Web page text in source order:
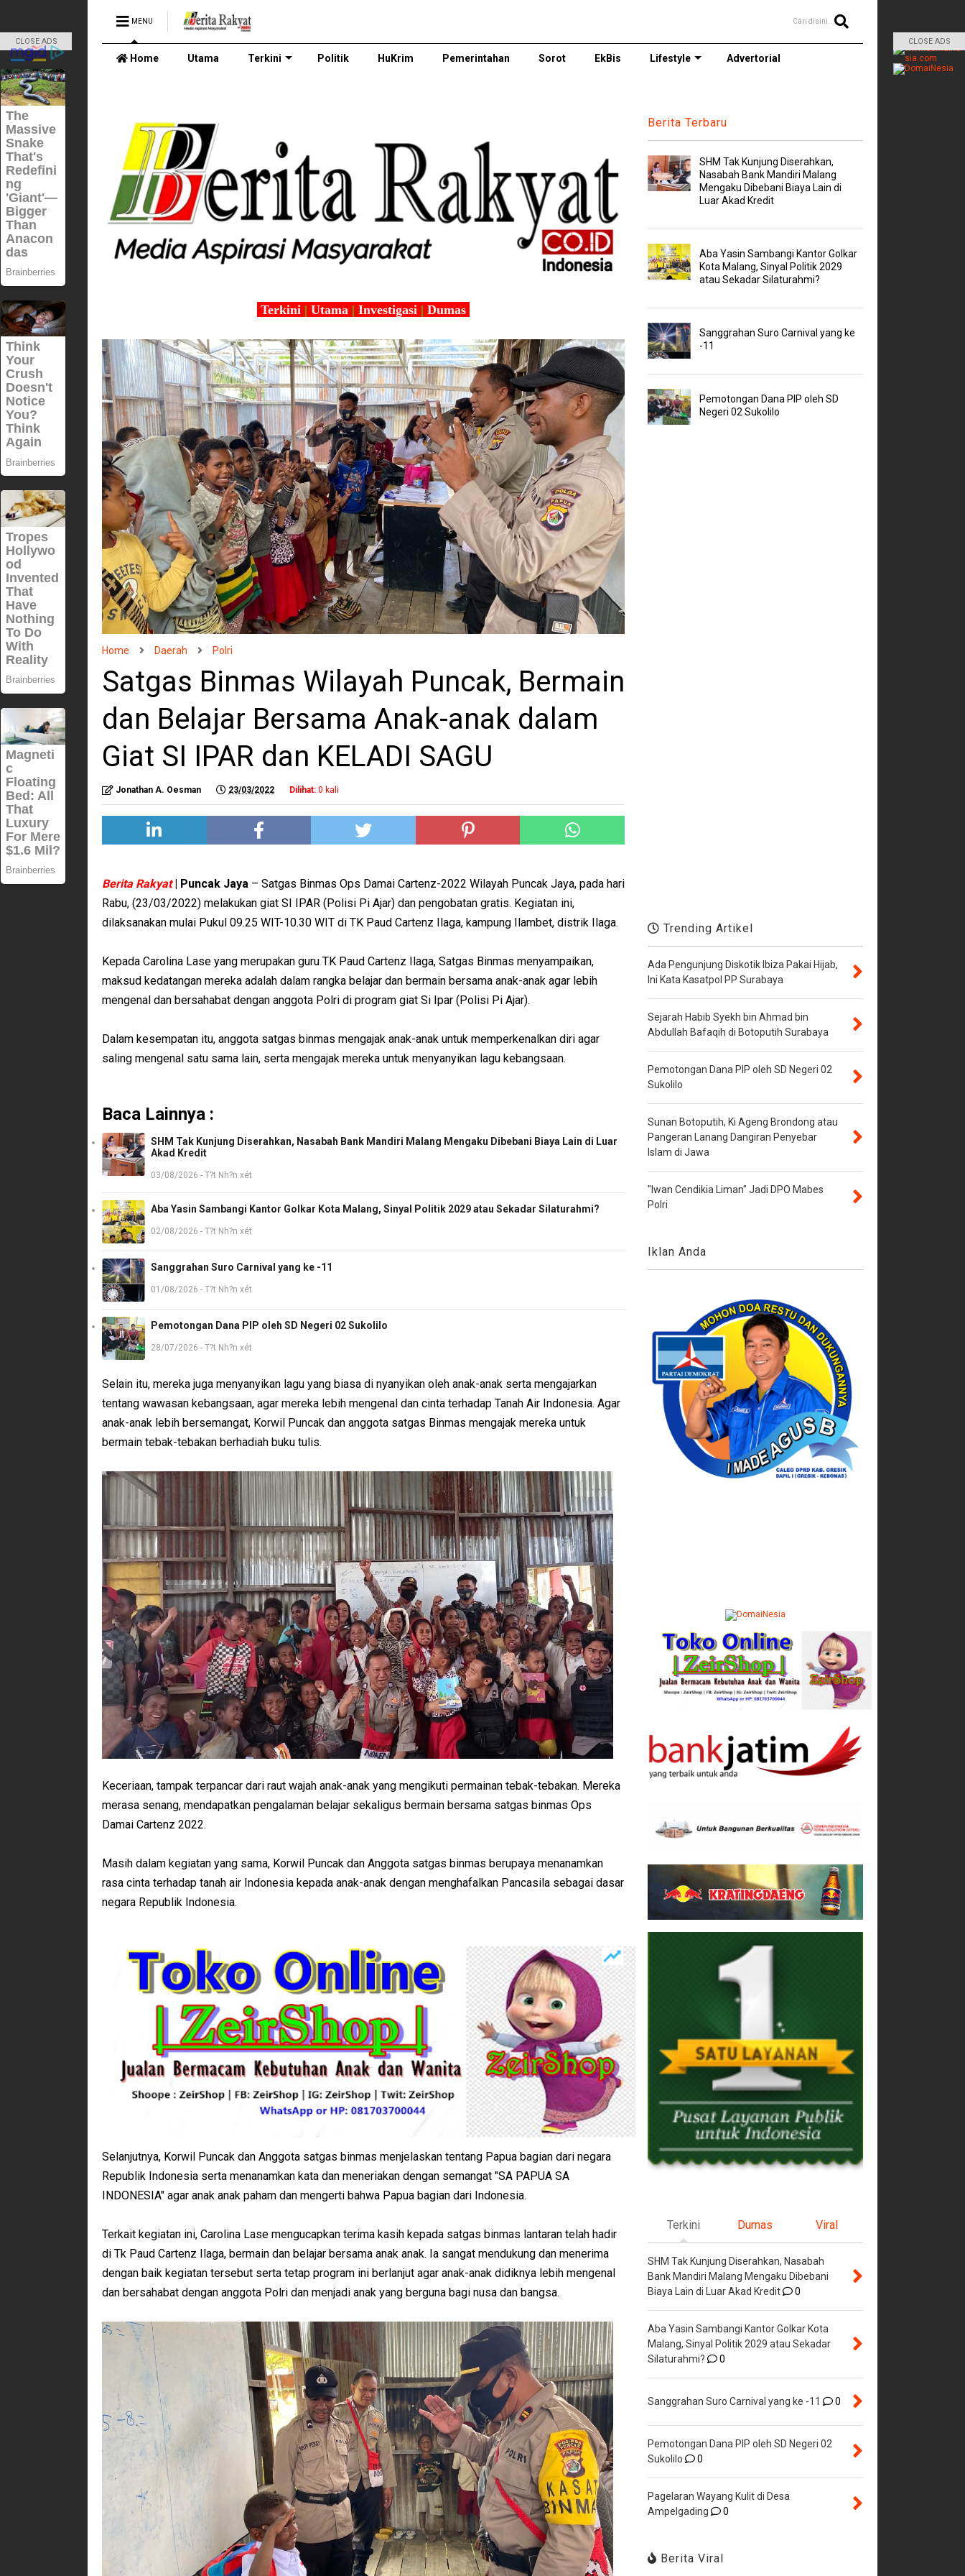
MENU Cari disini..
Home Utama Terkini Politik HuKrim Pemerintahan Sorot EkBis Lifestyle Advertorial
Terkini | Utama | Investigasi | Dumas
Home Daerah Polri
Satgas Binmas Wilayah Puncak, Bermain
dan Belajar Bersama Anak-anak dalam
Giat SI IPAR dan KELADI SAGU
Jonathan A. Oesman 23/03/2022 Dilihat: 0 kali
Berita Rakyat| Puncak Jaya – Satgas Binmas Ops Damai Cartenz-2022 Wilayah Puncak Jaya, pada hari
Rabu, (23/03/2022) melakukan giat SI IPAR (Polisi Pi Ajar) dan pengobatan gratis. Kegiatan ini,
dilaksanakan mulai Pukul 09.25 WIT-10.30 WIT di TK Paud Cartenz Ilaga, kampung Ilambet, distrik Ilaga.
Kepada Carolina Lase yang merupakan guru TK Paud Cartenz Ilaga, Satgas Binmas menyampaikan,
maksud kedatangan mereka adalah dalam rangka belajar dan bermain bersama anak-anak agar lebih
mengenal dan bersahabat dengan anggota Polri di program giat Si Ipar (Polisi Pi Ajar).
Dalam kesempatan itu, anggota satgas binmas mengajak anak-anak untuk memperkenalkan diri agar
saling mengenal satu sama lain, serta mengajak mereka untuk menyanyikan lagu kebangsaan.
Baca Lainnya :
SHM Tak Kunjung Diserahkan, Nasabah Bank Mandiri Malang Mengaku Dibebani Biaya Lain di Luar
Akad Kredit
03/08/2026 - T?t Nh?n xét
Aba Yasin Sambangi Kantor Golkar Kota Malang, Sinyal Politik 2029 atau Sekadar Silaturahmi?
02/08/2026 - T?t Nh?n xét
Sanggrahan Suro Carnival yang ke -11
01/08/2026 - T?t Nh?n xét
Pemotongan Dana PIP oleh SD Negeri 02 Sukolilo
28/07/2026 - T?t Nh?n xét
Selain itu, mereka juga menyanyikan lagu yang biasa di nyanyikan oleh anak-anak serta mengajarkan
tentang wawasan kebangsaan, agar mereka lebih mengenal dan cinta terhadap Tanah Air Indonesia. Agar
anak-anak lebih bersemangat, Korwil Puncak dan anggota satgas Binmas mengajak mereka untuk
bermain tebak-tebakan berhadiah buku tulis.
Keceriaan, tampak terpancar dari raut wajah anak-anak yang mengikuti permainan tebak-tebakan. Mereka
merasa senang, mendapatkan pengalaman belajar sekaligus bermain bersama satgas binmas Ops
Damai Cartenz 2022.
Masih dalam kegiatan yang sama, Korwil Puncak dan Anggota satgas binmas berupaya menanamkan
rasa cinta terhadap tanah air Indonesia kepada anak-anak dengan menghafalkan Pancasila sebagai dasar
negara Republik Indonesia.
Selanjutnya, Korwil Puncak dan Anggota satgas binmas menjelaskan tentang Papua bagian dari negara
Republik Indonesia serta menanamkan kata dan meneriakan dengan semangat "SA PAPUA SA
INDONESIA" agar anak anak paham dan mengerti bahwa Papua bagian dari Indonesia.
Terkait kegiatan ini, Carolina Lase mengucapkan terima kasih kepada satgas binmas lantaran telah hadir
di Tk Paud Cartenz Ilaga, bermain dan belajar bersama anak anak. Ia sangat mendukung dan menerima
dengan baik kegiatan tersebut serta tetap program ini berlanjut agar anak-anak didiknya lebih mengenal
dan bersahabat dengan anggota Polri dan menjadi anak yang berguna bagi nusa dan bangsa.
Berita Terbaru
SHM Tak Kunjung Diserahkan,
Nasabah Bank Mandiri Malang
Mengaku Dibebani Biaya Lain di
Luar Akad Kredit
Aba Yasin Sambangi Kantor Golkar
Kota Malang, Sinyal Politik 2029
atau Sekadar Silaturahmi?
Sanggrahan Suro Carnival yang ke
-11
Pemotongan Dana PIP oleh SD
Negeri 02 Sukolilo
Trending Artikel
Ada Pengunjung Diskotik Ibiza Pakai Hijab,
Ini Kata Kasatpol PP Surabaya
Sejarah Habib Syekh bin Ahmad bin
Abdullah Bafaqih di Botoputih Surabaya
Pemotongan Dana PIP oleh SD Negeri 02
Sukolilo
Sunan Botoputih, Ki Ageng Brondong atau
Pangeran Lanang Dangiran Penyebar
Islam di Jawa
"Iwan Cendikia Liman" Jadi DPO Mabes
Polri
Iklan Anda
Terkini Dumas Viral
SHM Tak Kunjung Diserahkan, Nasabah
Bank Mandiri Malang Mengaku Dibebani
Biaya Lain di Luar Akad Kredit
0
Aba Yasin Sambangi Kantor Golkar Kota
Malang, Sinyal Politik 2029 atau Sekadar
Silaturahmi?
0
Sanggrahan Suro Carnival yang ke -11 0
Pemotongan Dana PIP oleh SD Negeri 02
Sukolilo
0
Pagelaran Wayang Kulit di Desa
Ampelgading
0
Berita Viral
CLOSE ADS CLOSE ADS